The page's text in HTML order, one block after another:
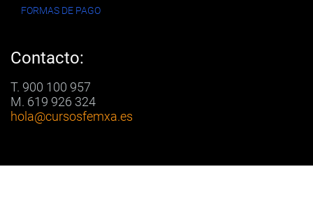
FORMAS DE PAGO
Contacto:
T. 900 100 957
M. 619 926 324
hola@cursosfemxa.es